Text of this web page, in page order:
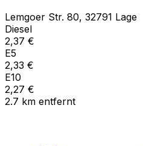
Lemgoer Str. 80, 32791 Lage
Diesel
2,37 €
E5
2,33 €
E10
2,27 €
2.7 km entfernt